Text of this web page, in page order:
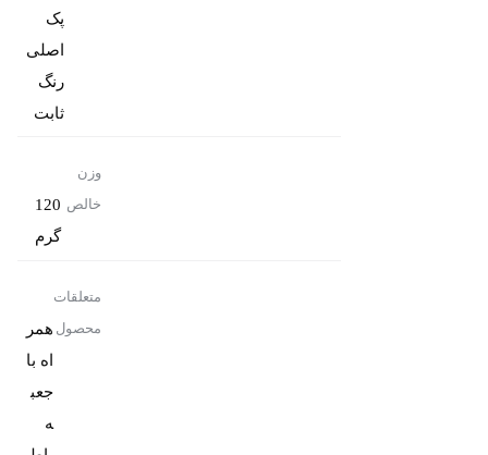
پک
رنگ
ثابت
وزن
خالص 120
گرم
متعلقات
محصول همر
اه با
جعب